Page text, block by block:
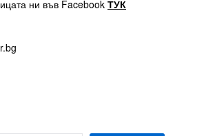
ни във Facebook ТУК